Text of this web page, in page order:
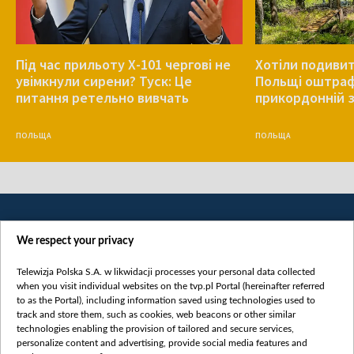
Під час прильоту Х-101 чергові не
увімкнули сирени? Туск: Це
питання ретельно вивчать
ПОЛЬЩА
Хотіли
Польщі
прикордонній
ПОЛЬЩА
Категорії
Новини
We respect your privacy
Telewizja Polska S.A. w likwidacji processes your personal data collected
when you visit individual websites on the tvp.pl Portal (hereinafter referred
to as the Portal), including information saved using technologies used to
track and store them, such as cookies, web beacons or other similar
technologies enabling the provision of tailored and secure services,
personalize content and advertising, provide social media features and